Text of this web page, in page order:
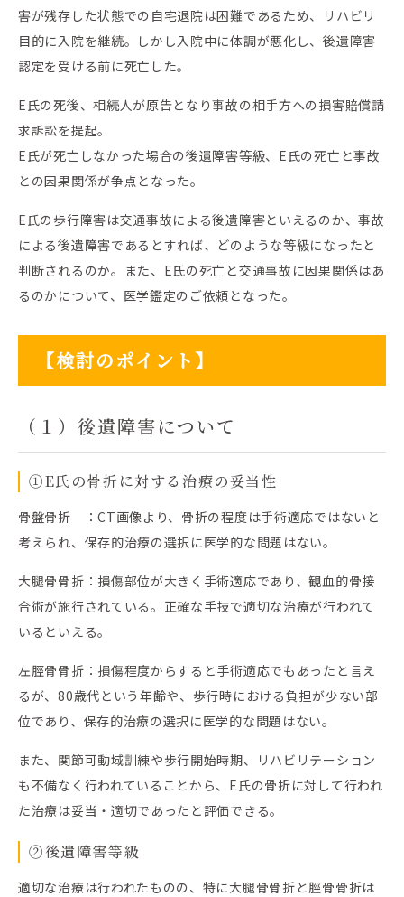
害が残存した状態での自宅退院は困難であるため、リハビリ
目的に入院を継続。しかし入院中に体調が悪化し、後遺障害
認定を受ける前に死亡した。
E氏の死後、相続人が原告となり事故の相手方への損害賠償請
求訴訟を提起。
E氏が死亡しなかった場合の後遺障害等級、E氏の死亡と事故
との因果関係が争点となった。
E氏の歩行障害は交通事故による後遺障害といえるのか、事故
による後遺障害であるとすれば、どのような等級になったと
判断されるのか。また、E氏の死亡と交通事故に因果関係はあ
るのかについて、医学鑑定のご依頼となった。
【検討のポイント】
（１）後遺障害について
①E氏の骨折に対する治療の妥当性
骨盤骨折 ：CT画像より、骨折の程度は手術適応ではないと
考えられ、保存的治療の選択に医学的な問題はない。
大腿骨骨折：損傷部位が大きく手術適応であり、観血的骨接
合術が施行されている。正確な手技で適切な治療が行われて
いるといえる。
左脛骨骨折：損傷程度からすると手術適応でもあったと言え
るが、80歳代という年齢や、歩行時における負担が少ない部
位であり、保存的治療の選択に医学的な問題はない。
また、関節可動域訓練や歩行開始時期、リハビリテーション
も不備なく行われていることから、E氏の骨折に対して行われ
た治療は妥当・適切であったと評価できる。
②後遺障害等級
適切な治療は行われたものの、特に大腿骨骨折と脛骨骨折は